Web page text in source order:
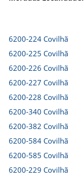
6200-224 Covilhã
6200-225 Covilhã
6200-226 Covilhã
6200-227 Covilhã
6200-228 Covilhã
6200-340 Covilhã
6200-382 Covilhã
6200-584 Covilhã
6200-585 Covilhã
6200-229 Covilhã